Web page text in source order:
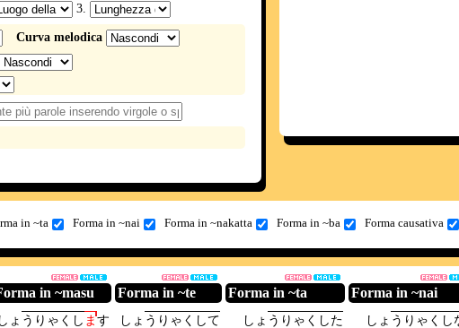
3.
Curva melodica
in ~ta Forma in ~nai Forma in ~nakatta Forma in ~ba Forma causativa
in ~masu Forma in ~te Forma in ~ta Forma in ~nai
し ょ う り ゃ く し ます し ょ う り ゃ く して し ょ う り ゃ く した し ょ う り ゃ く し